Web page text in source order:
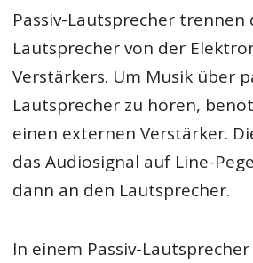
Passiv-Lautsprecher
Lautsprecher von der
Verstärkers. Um Musik über
Lautsprecher zu hören,
einen externen Verstärker.
das Audiosignal auf Line-
dann an den Lautsprecher.
In einem Passiv-